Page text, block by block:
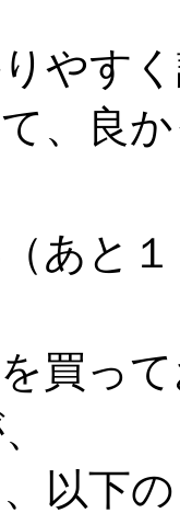
やす
、良
あと
買っ
以下